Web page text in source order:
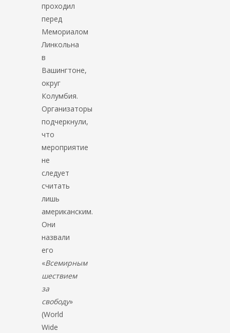
проходил
перед
Мемориалом
Линкольна
в
Вашингтоне,
округ
Колумбия.
Организаторы
подчеркнули,
что
мероприятие
не
следует
считать
лишь
американским.
Они
назвали
его
«Всемирным
шествием
за
свободу»
(World
Wide